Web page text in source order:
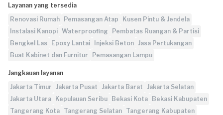
Layanan yang tersedia
Renovasi Rumah
Pemasangan Atap
Kusen Pintu & Jendela
Instalasi Kanopi Waterproofing
Pembatas Ruangan & Partisi
Bengkel Las
Epoxy Lantai Injeksi Beton Jasa Pertukangan
Buat Kabinet dan Furnitur
Pemasangan Lampu
Jangkauan layanan
Jakarta Timur
Jakarta Pusat Jakarta Barat
Jakarta Selatan
Jakarta Utara
Kepulauan Seribu Bekasi Kota
Bekasi Kabupaten
Tangerang Kota Tangerang Selatan Tangerang Kabupaten